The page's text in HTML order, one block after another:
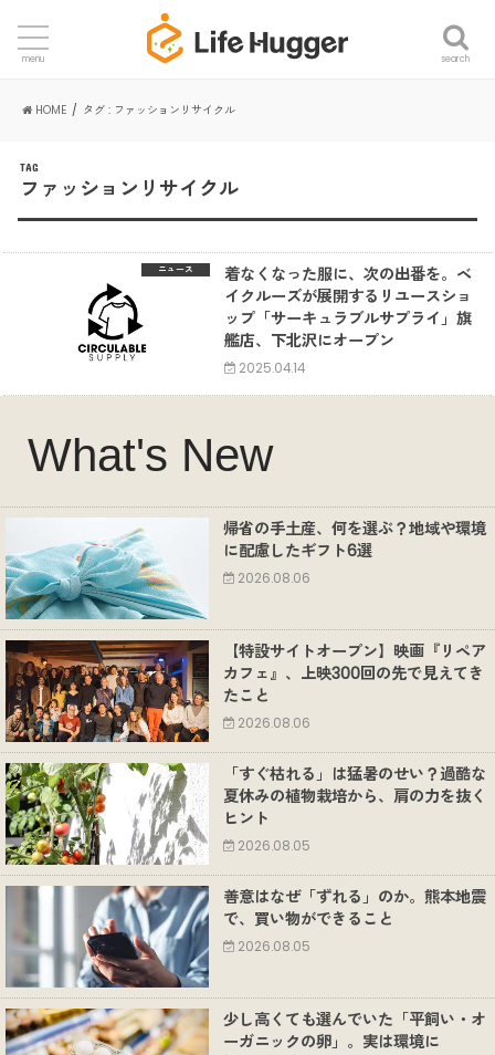
search
menu
HOME タグ : ファッションリサイクル
TAG
ファッションリサイクル
ニュース
着なくなった服に、次の出番を。ベ
イクルーズが展開するリユースショ
ップ「サーキュラブルサプライ」旗
艦店、下北沢にオープン
2025.04.14
What's New
帰省の手土産、何を選ぶ？地域や環境
に配慮したギフト6選
2026.08.06
【特設サイトオープン】映画『リペア
カフェ』、上映300回の先で見えてき
たこと
2026.08.06
「すぐ枯れる」は猛暑のせい？過酷な
夏休みの植物栽培から、肩の力を抜く
ヒント
2026.08.05
善意はなぜ「ずれる」のか。熊本地震
で、買い物ができること
2026.08.05
少し高くても選んでいた「平飼い・オ
ーガニックの卵」。実は環境に